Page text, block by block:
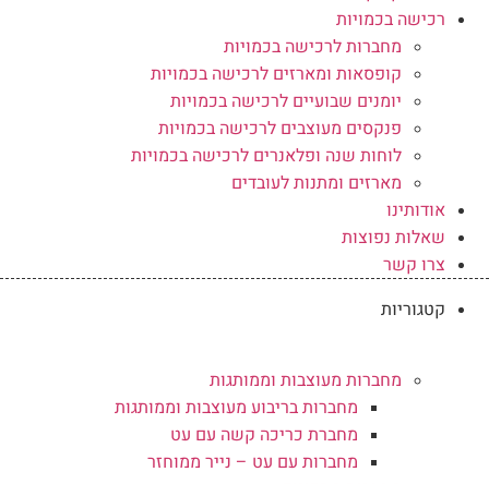
רכישה בכמויות
מחברות לרכישה בכמויות
קופסאות ומארזים לרכישה בכמויות
יומנים שבועיים לרכישה בכמויות
פנקסים מעוצבים לרכישה בכמויות
לוחות שנה ופלאנרים לרכישה בכמויות
מארזים ומתנות לעובדים
אודותינו
שאלות נפוצות
צרו קשר
קטגוריות
מחברות מעוצבות וממותגות
מחברות בריבוע מעוצבות וממותגות
מחברת כריכה קשה עם עט
מחברות עם עט – נייר ממוחזר